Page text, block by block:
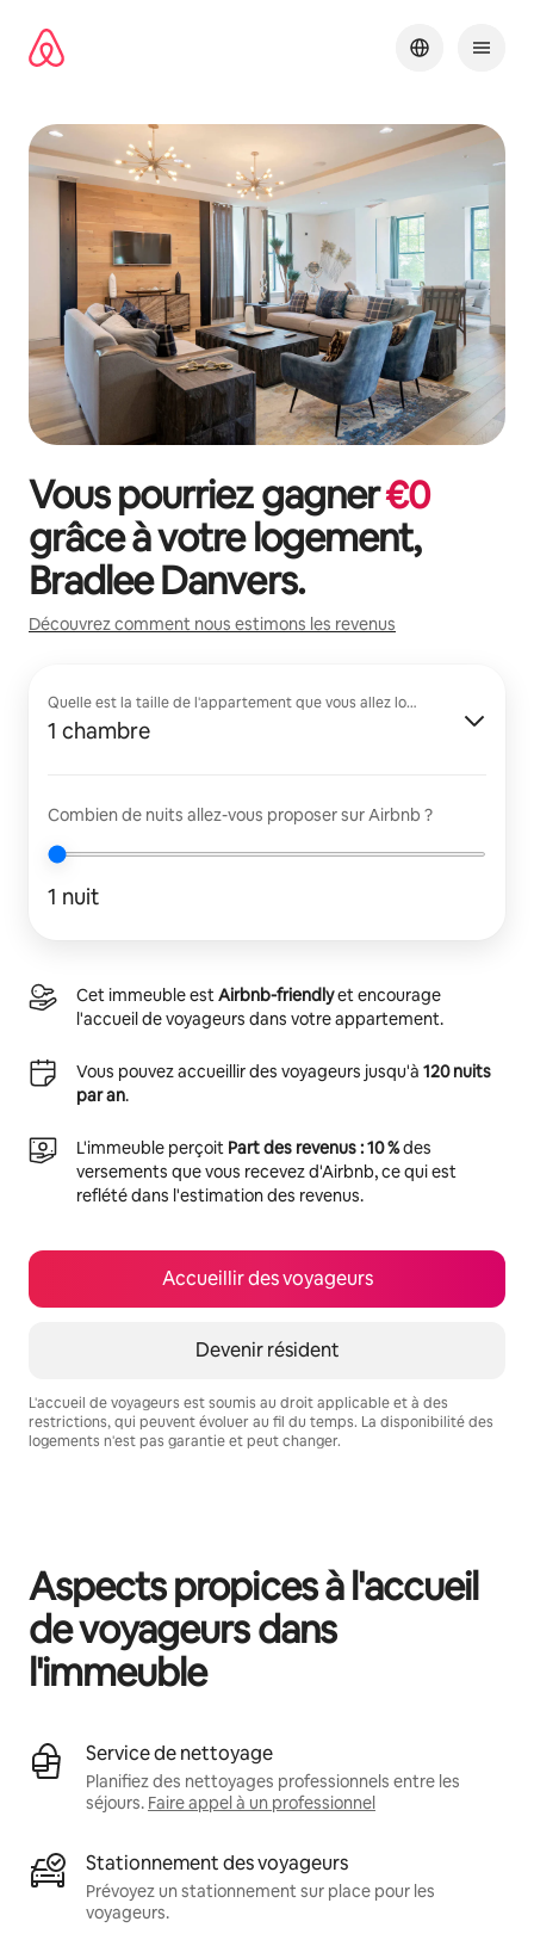
directement
Vous pourriez gagner€0
grâce à votre logement,
Bradlee Danvers.
Découvrez comment nous estimons les revenus
Quelle est la taille de l'appartement que vous allez louer ?
1 chambre
Combien de nuits allez-vous proposer sur Airbnb ?
1 nuit
Cet immeuble estAirbnb-friendlyet encourage
l'accueil de voyageurs dans votre appartement.
Vous pouvez accueillir des voyageurs jusqu'à 120 nuits
par an.
L'immeuble perçoit Part des revenus : 10 %des
versements que vous recevez d'Airbnb, ce qui est
reflété dans l'estimation des revenus.
Accueillir des voyageurs
Devenir résident
L'accueil de voyageurs est soumis au droit applicable et à des
restrictions, qui peuvent évoluer au fil du temps. La disponibilité des
logements n'est pas garantie et peut changer.
Aspects propices à l'accueil
de voyageurs dans
l'immeuble
Service de nettoyage
Planifiez des nettoyages professionnels entre les
séjours. Faire appel à un professionnel
Stationnement des voyageurs
Prévoyez un stationnement sur place pour les
voyageurs.